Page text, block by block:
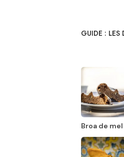
GUIDE : LES
Broa de mel